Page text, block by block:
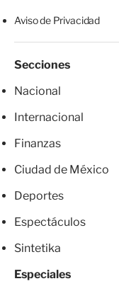
Aviso de Privacidad
Secciones
Nacional
Internacional
Finanzas
Ciudad de México
Deportes
Espectáculos
Sintetika
Especiales